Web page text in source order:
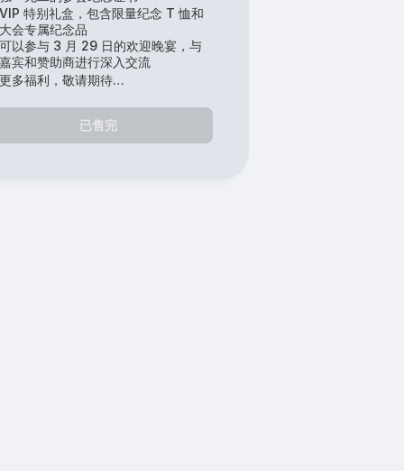
特别礼盒，包含限量纪念 T 恤和
会专属纪念品
以参与 3 月 29 日的欢迎晚宴，与
宾和赞助商进行深入交流
多福利，敬请期待…
已售完